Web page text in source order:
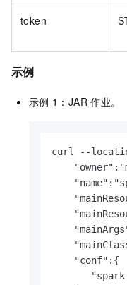
token
示例
示例 1：JAR 作业。
curl --
    "conf":{